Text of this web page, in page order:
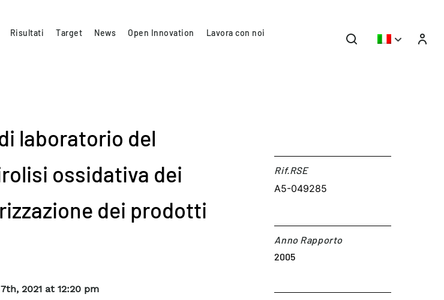
Risultati Target News Open Innovation Lavora con noi
laboratorio del
ossidativa dei
dei prodotti
2021 at 12:20 pm
Rif.RSE​
A5-049285
Anno Rapporto
2005